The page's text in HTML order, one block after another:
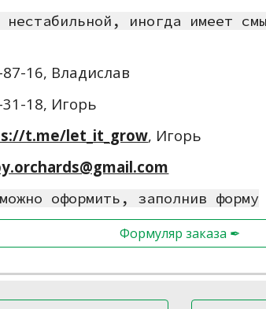
нестабильной, иногда имеет
16, Владислав
18, Игорь
t.me/let_it_grow, Игорь
оформить, заполнив форму
Формуляр заказа ✒